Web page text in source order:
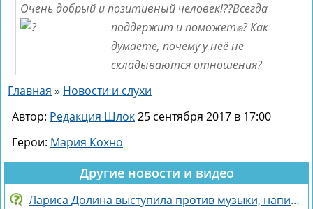
Очень добрый и позитивный человек!??Всегда
поддержит и поможет✊? Как
думаете, почему у неё не
складываются отношения?
Главная » Новости и слухи
Автор: Редакция Шлок25 сентября 2017 в 17:00
Герои: Мария Кохно
Другие новости и видео
Лариса Долина выступила против музыки, написанной искусственным интеллектом